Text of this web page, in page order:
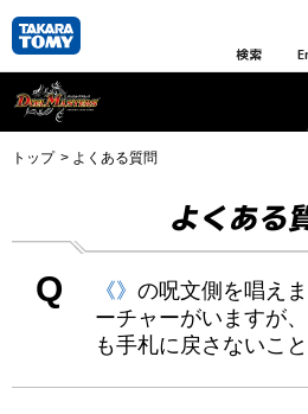
検索
トップ よくある質問
よくある
Q 《》 の呪文側を唱え
ーチャーがいますが
も手札に戻さないこ